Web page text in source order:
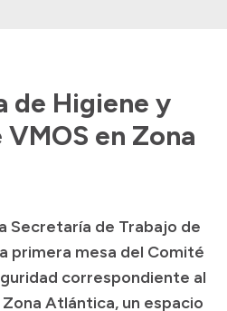
de Higiene y
en Zona
Secretaría de Trabajo de
primera mesa del Comité
correspondiente al
Atlántica, un espacio